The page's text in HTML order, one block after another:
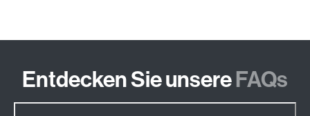
Entdecken Sie unsereFAQs